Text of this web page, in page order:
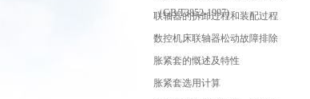
（GB/T3852-1997)
联轴器的拆卸过程和装配过程
数控机床联轴器松动故障排除
胀紧套的慨述及特性
胀紧套选用计算